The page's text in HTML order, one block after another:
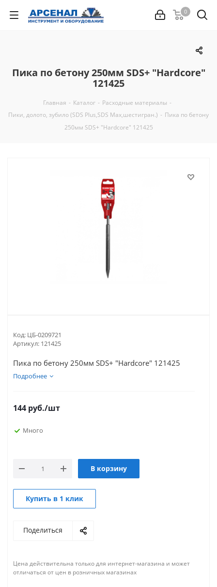
0
Пика по бетону 250мм SDS+ "Hardcore"
121425
Главная - Каталог - Расходные материалы -
Пики, долото, зубило (SDS Plus,SDS Max,шестигран.) - Пика по бетону
250мм SDS+ "Hardcore" 121425
Код: ЦБ-0209721
Артикул: 121425
Пика по бетону 250мм SDS+ "Hardcore" 121425
Подробнее
144 руб./шт
Много
В корзину
Купить в 1 клик
Поделиться
Цена действительна только для интернет-магазина и может
отличаться от цен в розничных магазинах